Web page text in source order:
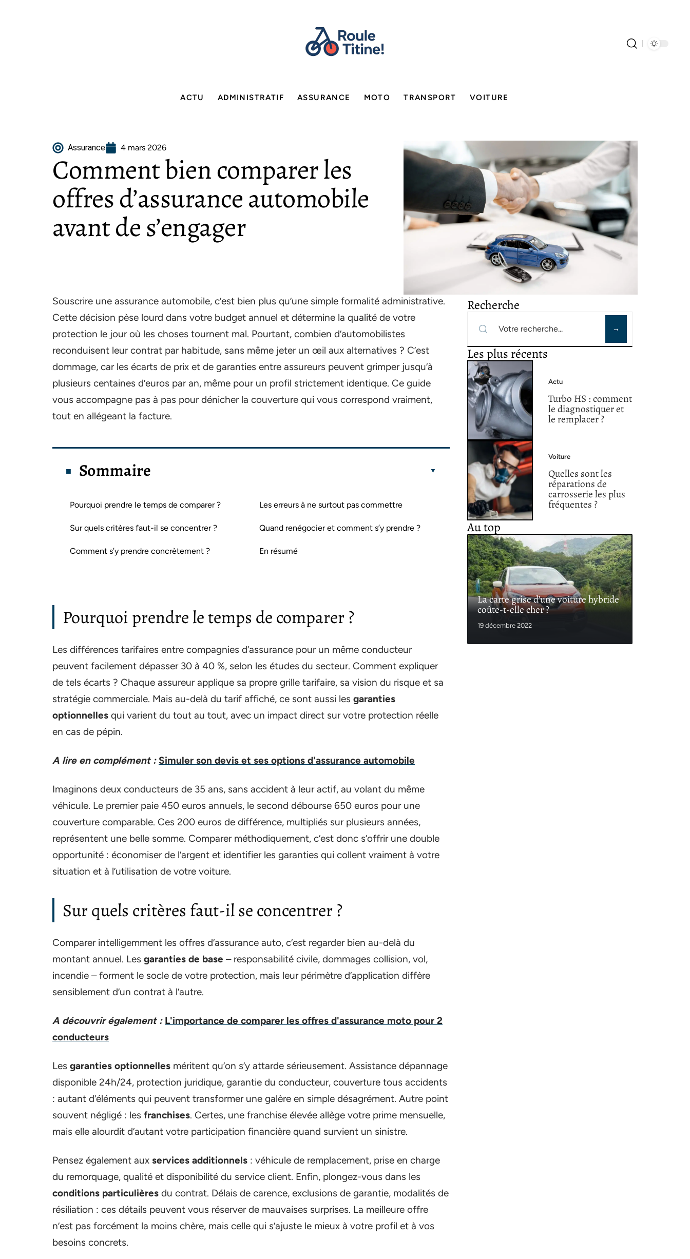
ACTU ADMINISTRATIF ASSURANCE MOTO TRANSPORT VOITURE
Assurance 4 mars 2026
Comment bien comparer les
offres d’assurance automobile
avant de s’engager
Souscrire une assurance automobile, c’est bien plus qu’une simple formalité administrative.
Cette décision pèse lourd dans votre budget annuel et détermine la qualité de votre
protection le jour où les choses tournent mal. Pourtant, combien d’automobilistes
reconduisent leur contrat par habitude, sans même jeter un œil aux alternatives ? C’est
dommage, car les écarts de prix et de garanties entre assureurs peuvent grimper jusqu’à
plusieurs centaines d’euros par an, même pour un profil strictement identique. Ce guide
vous accompagne pas à pas pour dénicher la couverture qui vous correspond vraiment,
tout en allégeant la facture.
Sommaire
Pourquoi prendre le temps de comparer ?
Sur quels critères faut-il se concentrer ?
Comment s’y prendre concrètement ?
Les erreurs à ne surtout pas commettre
Quand renégocier et comment s’y prendre ?
En résumé
Pourquoi prendre le temps de comparer ?
Les différences tarifaires entre compagnies d’assurance pour un même conducteur
peuvent facilement dépasser 30 à 40 %, selon les études du secteur. Comment expliquer
de tels écarts ? Chaque assureur applique sa propre grille tarifaire, sa vision du risque et sa
stratégie commerciale. Mais au-delà du tarif affiché, ce sont aussi les garanties
optionnelles qui varient du tout au tout, avec un impact direct sur votre protection réelle
en cas de pépin.
A lire en complément : Simuler son devis et ses options d'assurance automobile
Imaginons deux conducteurs de 35 ans, sans accident à leur actif, au volant du même
véhicule. Le premier paie 450 euros annuels, le second débourse 650 euros pour une
couverture comparable. Ces 200 euros de différence, multipliés sur plusieurs années,
représentent une belle somme. Comparer méthodiquement, c’est donc s’offrir une double
opportunité : économiser de l’argent et identifier les garanties qui collent vraiment à votre
situation et à l’utilisation de votre voiture.
Sur quels critères faut-il se concentrer ?
Comparer intelligemment les offres d’assurance auto, c’est regarder bien au-delà du
montant annuel. Les garanties de base – responsabilité civile, dommages collision, vol,
incendie – forment le socle de votre protection, mais leur périmètre d’application diffère
sensiblement d’un contrat à l’autre.
A découvrir également : L'importance de comparer les offres d'assurance moto pour 2
conducteurs
Les garanties optionnelles méritent qu’on s’y attarde sérieusement. Assistance dépannage
disponible 24h/24, protection juridique, garantie du conducteur, couverture tous accidents
: autant d’éléments qui peuvent transformer une galère en simple désagrément. Autre point
souvent négligé : les franchises. Certes, une franchise élevée allège votre prime mensuelle,
mais elle alourdit d’autant votre participation financière quand survient un sinistre.
Pensez également aux services additionnels : véhicule de remplacement, prise en charge
du remorquage, qualité et disponibilité du service client. Enfin, plongez-vous dans les
conditions particulières du contrat. Délais de carence, exclusions de garantie, modalités de
résiliation : ces détails peuvent vous réserver de mauvaises surprises. La meilleure offre
n’est pas forcément la moins chère, mais celle qui s’ajuste le mieux à votre profil et à vos
besoins concrets.
Recherche
Les plus récents
Actu
Turbo HS : comment
le diagnostiquer et
le remplacer ?
Voiture
Quelles sont les
réparations de
carrosserie les plus
fréquentes ?
Au top
La carte grise d’une voiture hybride
coûte-t-elle cher ?
19 décembre 2022